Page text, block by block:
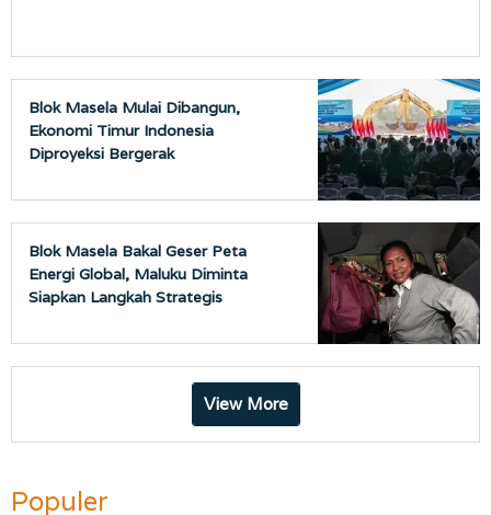
Blok Masela Mulai Dibangun,
Ekonomi Timur Indonesia
Diproyeksi Bergerak
Blok Masela Bakal Geser Peta
Energi Global, Maluku Diminta
Siapkan Langkah Strategis
View More
Populer